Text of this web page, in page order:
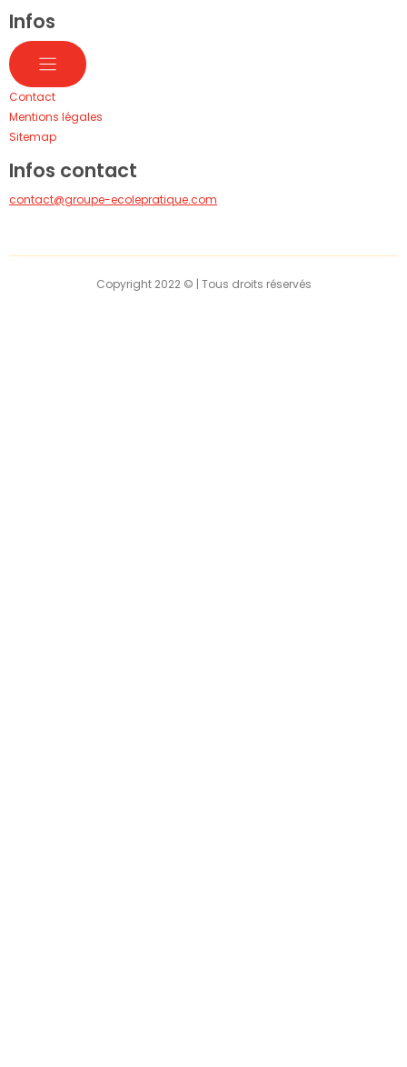
Infos
Contact
Mentions légales
Sitemap
Infos contact
contact@groupe-ecolepratique.com
Copyright 2022 © | Tous droits réservés